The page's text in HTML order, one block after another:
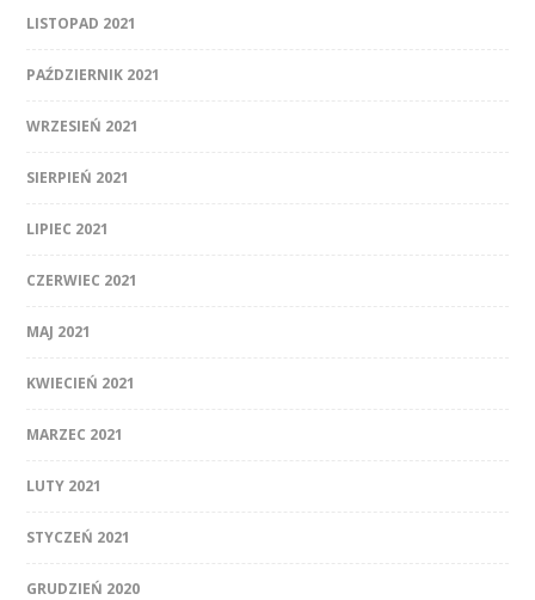
LISTOPAD 2021
PAŹDZIERNIK 2021
WRZESIEŃ 2021
SIERPIEŃ 2021
LIPIEC 2021
CZERWIEC 2021
MAJ 2021
KWIECIEŃ 2021
MARZEC 2021
LUTY 2021
STYCZEŃ 2021
GRUDZIEŃ 2020